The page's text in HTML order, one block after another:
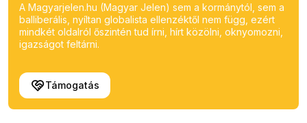
A Magyarjelen.hu (Magyar Jelen) sem a kormánytól, sem a
balliberális, nyíltan globalista ellenzéktől nem függ, ezért
mindkét oldalról őszintén tud írni, hírt közölni, oknyomozni,
igazságot feltárni.
Támogatás